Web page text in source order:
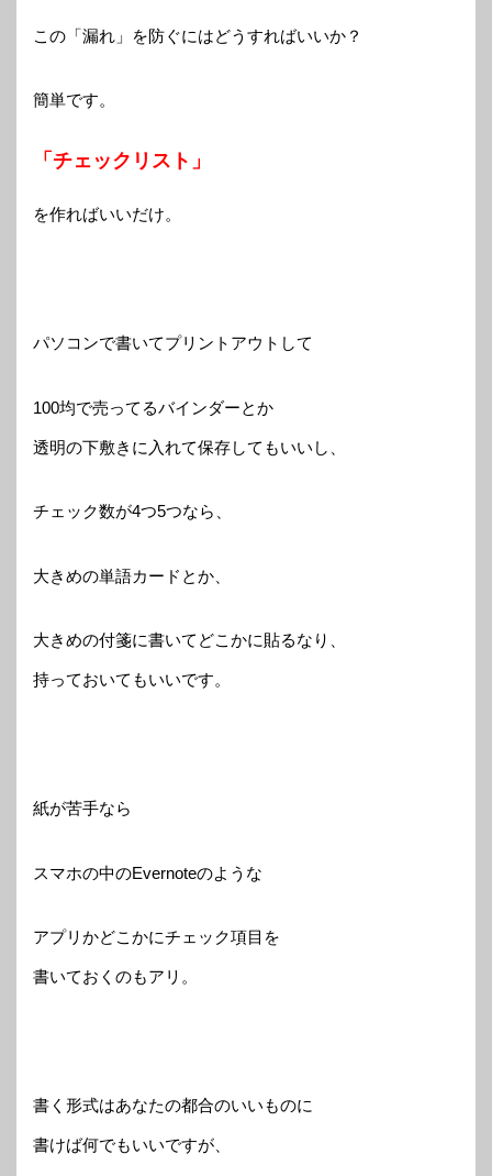
この「漏れ」を防ぐにはどうすればいいか？
簡単です。
「チェックリスト」
を作ればいいだけ。
パソコンで書いてプリントアウトして
100均で売ってるバインダーとか
透明の下敷きに入れて保存してもいいし、
チェック数が4つ5つなら、
大きめの単語カードとか、
大きめの付箋に書いてどこかに貼るなり、
持っておいてもいいです。
紙が苦手なら
スマホの中のEvernoteのような
アプリかどこかにチェック項目を
書いておくのもアリ。
書く形式はあなたの都合のいいものに
書けば何でもいいですが、